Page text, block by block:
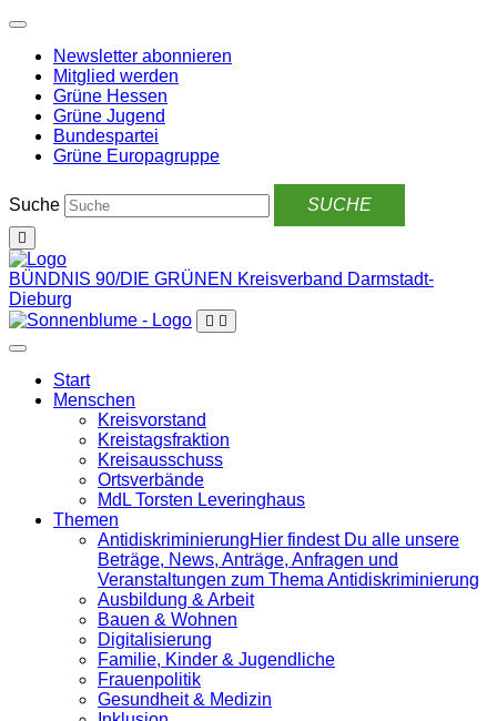
Weiter
Inhalt
Newsletter abonnieren
Mitglied werden
Grüne Hessen
Grüne Jugend
Bundespartei
Grüne Europagruppe
Suche
BÜNDNIS 90/DIE GRÜNEN Kreisverband Darmstadt-
Dieburg
Start
Menschen
Kreisvorstand
Kreistagsfraktion
Kreisausschuss
Ortsverbände
MdL Torsten Leveringhaus
Themen
Antidiskrimi­nierungHier findest Du alle unsere
Beträge, News, Anträge, Anfragen und
Veranstaltungen zum Thema Antidiskriminierung
Ausbildung & Arbeit
Bauen & Wohnen
Digitalisierung
Familie, Kinder & Jugendliche
Frauenpolitik
Gesundheit & Medizin